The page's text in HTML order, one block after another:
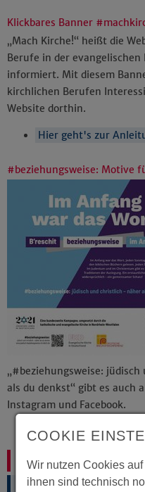
Klickbares Banner
„Mach Kirche!“ heißt die
Berufe in der
informiert. Mit diesem
kirchlichen Berufen
Website dorthin.
Hier geht's zur
#beziehungsweise: Motive
„#beziehungsweise:
als du denkst“ gibt es auch
Instagram und Facebook.
Material zur
Fundus - die
COOKIE
Wir nutzen Cookies
ihnen sind technisch